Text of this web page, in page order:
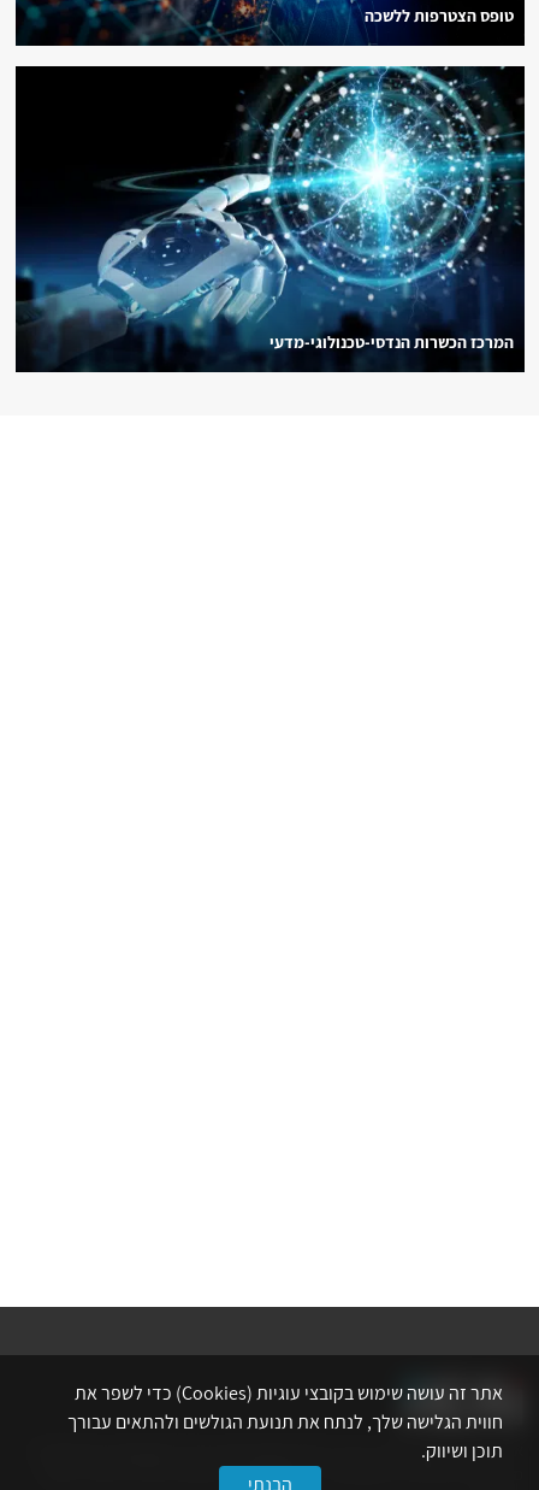
טופס הצטרפות ללשכה
המרכז הכשרות הנדסי-טכנולוגי-מדעי
אתר לשכת המהנדסים, האדריכלים והאקדמאים בעלי המקצועות הטכנולוגיים
מרכז את הפעילויות המקצועיות, ההשתלמויות, ההטבות ואירועי הפנאי לאנשי
אתר זה עושה שימוש בקובצי עוגיות (Cookies) כדי לשפר את
חווית הגלישה שלך, לנתח את תנועת הגולשים ולהתאים עבורך
תוכן ושיווק.
הבנתי